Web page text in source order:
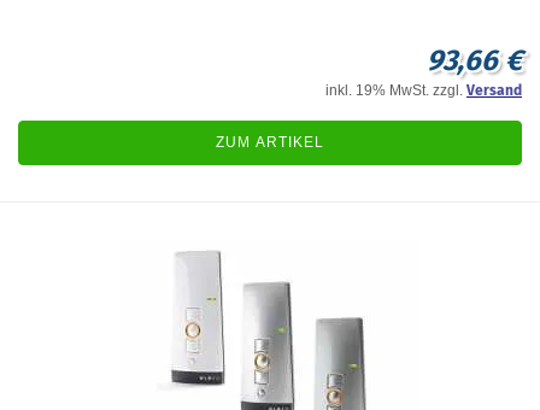
93,66 €
inkl. 19% MwSt. zzgl. Versand
ZUM ARTIKEL